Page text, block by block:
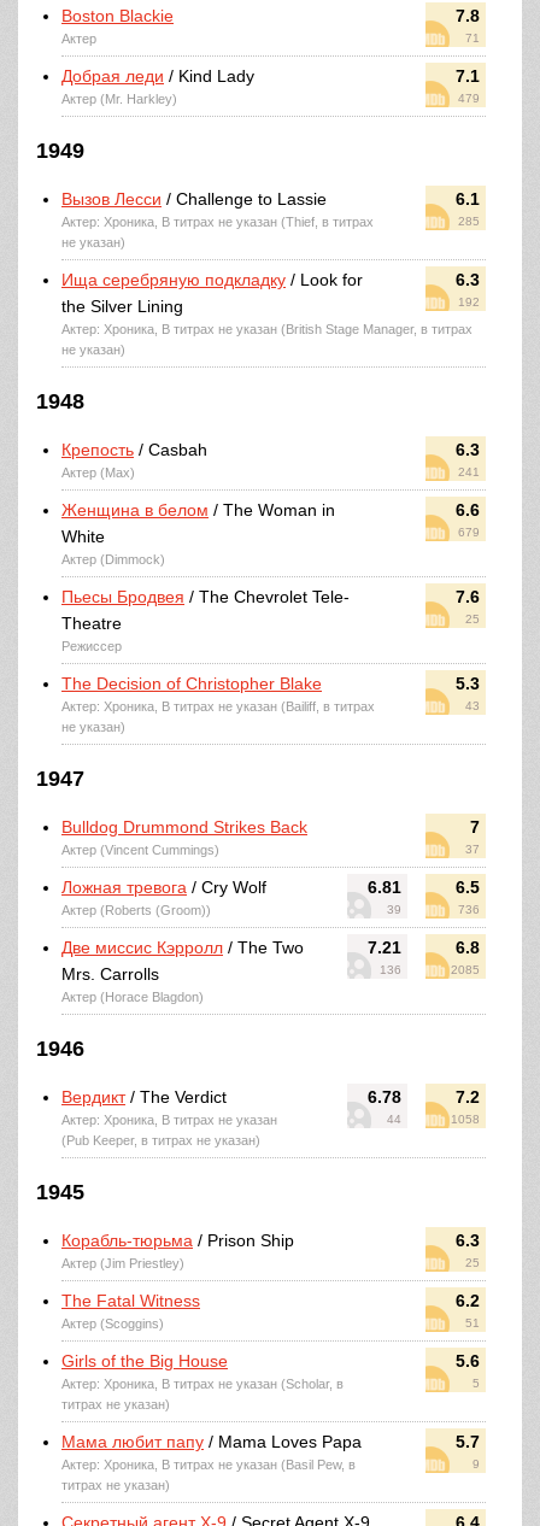
7.8
71
Boston Blackie
Актер
7.1
479
Добрая леди / Kind Lady
Актер (Mr. Harkley)
1949
6.1
285
Вызов Лесси / Challenge to Lassie
Актер: Хроника, В титрах не указан (Thief, в титрах
не указан)
6.3
192
Ища серебряную подкладку / Look for
the Silver Lining
Актер: Хроника, В титрах не указан (British Stage Manager, в титрах
не указан)
1948
6.3
241
Крепость / Casbah
Актер (Max)
6.6
679
Женщина в белом / The Woman in
White
Актер (Dimmock)
7.6
25
Пьесы Бродвея / The Chevrolet Tele-
Theatre
Режиссер
5.3
43
The Decision of Christopher Blake
Актер: Хроника, В титрах не указан (Bailiff, в титрах
не указан)
1947
7
37
Bulldog Drummond Strikes Back
Актер (Vincent Cummings)
6.81
39
6.5
736
Ложная тревога / Cry Wolf
Актер (Roberts (Groom))
7.21
136
6.8
2085
Две миссис Кэрролл / The Two
Mrs. Carrolls
Актер (Horace Blagdon)
1946
6.78
44
7.2
1058
Вердикт/ The Verdict
Актер: Хроника, В титрах не указан
(Pub Keeper, в титрах не указан)
1945
6.3
25
Корабль-тюрьма / Prison Ship
Актер (Jim Priestley)
6.2
51
The Fatal Witness
Актер (Scoggins)
5.6
5
Girls of the Big House
Актер: Хроника, В титрах не указан (Scholar, в
титрах не указан)
5.7
9
Мама любит папу / Mama Loves Papa
Актер: Хроника, В титрах не указан (Basil Pew, в
титрах не указан)